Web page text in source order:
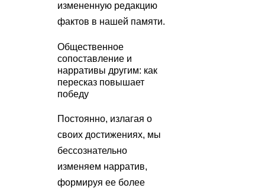
измененную редакцию
фактов в нашей памяти.
Общественное
сопоставление и
нарративы другим: как
пересказ повышает
победу
Постоянно, излагая о
своих достижениях, мы
бессознательно
изменяем нарратив,
формируя ее более